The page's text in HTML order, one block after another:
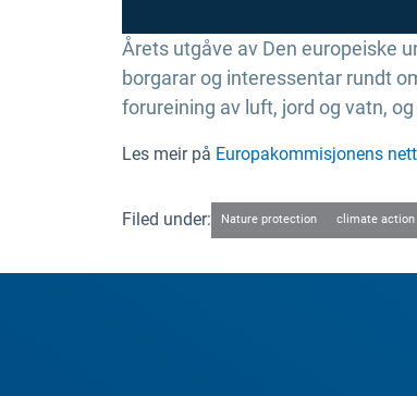
Årets utgåve av Den europeiske
borgarar og interessentar rundt
forureining av luft, jord og vatn,
Les meir på Europakommisjonens
Filed under: Nature protection climate action